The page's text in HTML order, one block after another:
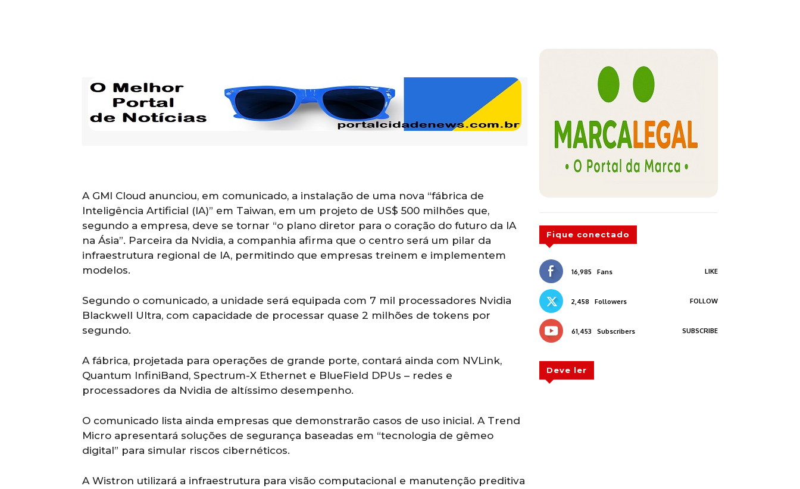
A GMI Cloud anunciou, em comunicado, a instalação de uma nova “fábrica de
Inteligência Artificial (IA)” em Taiwan, em um projeto de US$ 500 milhões que,
segundo a empresa, deve se tornar “o plano diretor para o coração do futuro da IA
na Ásia”. Parceira da Nvidia, a companhia afirma que o centro será um pilar da
infraestrutura regional de IA, permitindo que empresas treinem e implementem
modelos.
Segundo o comunicado, a unidade será equipada com 7 mil processadores Nvidia
Blackwell Ultra, com capacidade de processar quase 2 milhões de tokens por
segundo.
A fábrica, projetada para operações de grande porte, contará ainda com NVLink,
Quantum InfiniBand, Spectrum-X Ethernet e BlueField DPUs – redes e
processadores da Nvidia de altíssimo desempenho.
O comunicado lista ainda empresas que demonstrarão casos de uso inicial. A Trend
Micro apresentará soluções de segurança baseadas em “tecnologia de gêmeo
digital” para simular riscos cibernéticos.
A Wistron utilizará a infraestrutura para visão computacional e manutenção preditiva
Fique conectado
16,985 Fans LIKE
2,458 Followers FOLLOW
61,453 Subscribers SUBSCRIBE
Deve ler